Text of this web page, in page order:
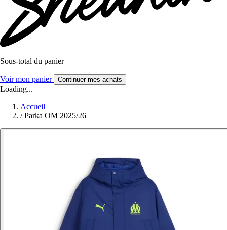
Sous-total du panier
Voir mon panier Continuer mes achats
Loading...
Accueil
/ Parka OM 2025/26